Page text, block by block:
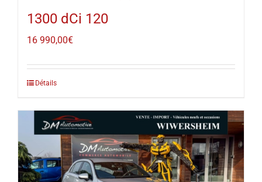
1300 dCi 120
16 990,00€
Détails